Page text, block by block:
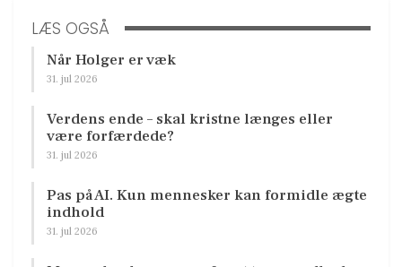
LÆS OGSÅ
Når Holger er væk
31. jul 2026
Verdens ende – skal kristne længes eller
være forfærdede?
31. jul 2026
Pas på AI. Kun mennesker kan formidle ægte
indhold
31. jul 2026